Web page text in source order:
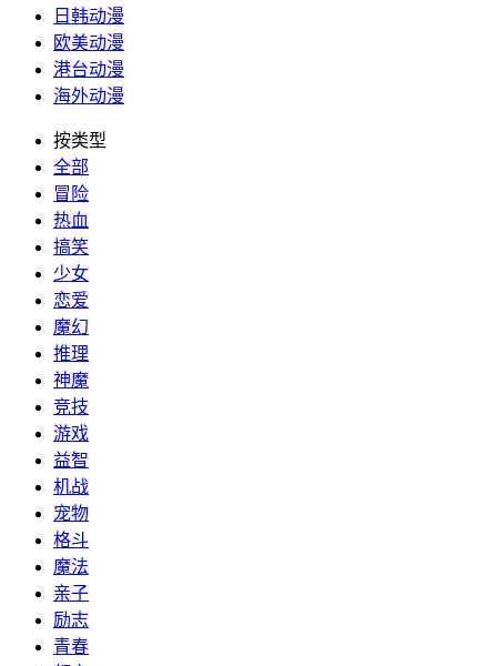
日韩动漫
欧美动漫
港台动漫
海外动漫
按类型
全部
冒险
热血
搞笑
少女
恋爱
魔幻
推理
神魔
竞技
游戏
益智
机战
宠物
格斗
魔法
亲子
励志
青春